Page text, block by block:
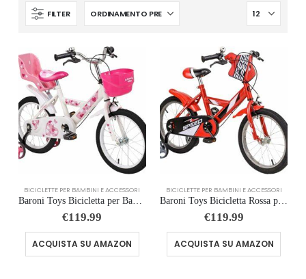
FILTER
BICICLETTE PER BAMBINI E ACCESSORI
Baroni Toys Bicicletta per Bambine Rosa con Design Sile Cuori con Porta Bambola e Rotelle Inclusi, Bici in Acciaio con Cestin
€119.99
ACQUISTA SU AMAZON
BICICLETTE PER BAMBINI E ACCESSORI
Baroni Toys Bicicletta Rossa per Bambino con Rotelle Incluse, Bicicletta Sportiva da Bambini in Acciaio, Bicicletta per Bambi
€119.99
ACQUISTA SU AMAZON